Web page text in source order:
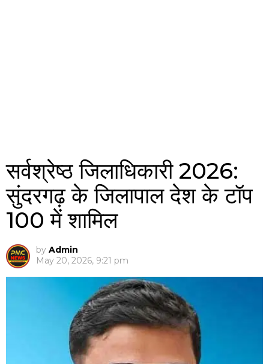
सर्वश्रेष्ठ जिलाधिकारी 2026:
सुंदरगढ़ के जिलापाल देश के टॉप
100 में शामिल
by Admin
May 20, 2026, 9:21 pm